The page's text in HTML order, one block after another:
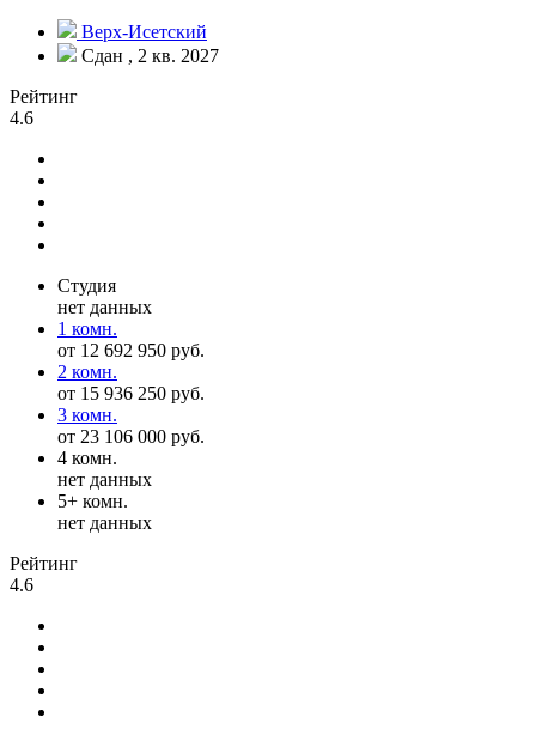
Верх-Исетский
Сдан , 2 кв. 2027
Рейтинг
4.6
Студия
нет данных
1 комн.
от 12 692 950 руб.
2 комн.
от 15 936 250 руб.
3 комн.
от 23 106 000 руб.
4 комн.
нет данных
5+ комн.
нет данных
Рейтинг
4.6